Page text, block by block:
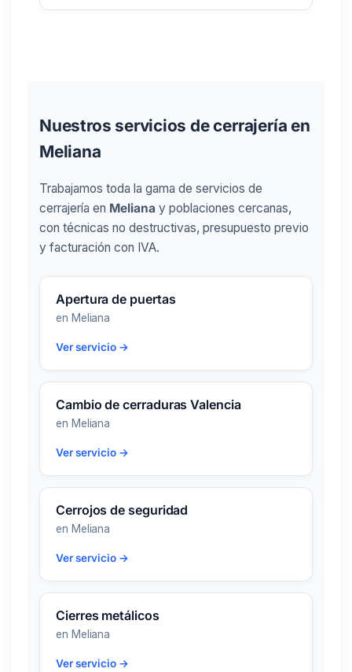
Nuestros servicios de cerrajería en
Meliana
Trabajamos toda la gama de servicios de
cerrajería en Meliana y poblaciones cercanas,
con técnicas no destructivas, presupuesto previo
y facturación con IVA.
Apertura de puertas
en Meliana
Ver servicio →
Cambio de cerraduras Valencia
en Meliana
Ver servicio →
Cerrojos de seguridad
en Meliana
Ver servicio →
Cierres metálicos
en Meliana
Ver servicio →